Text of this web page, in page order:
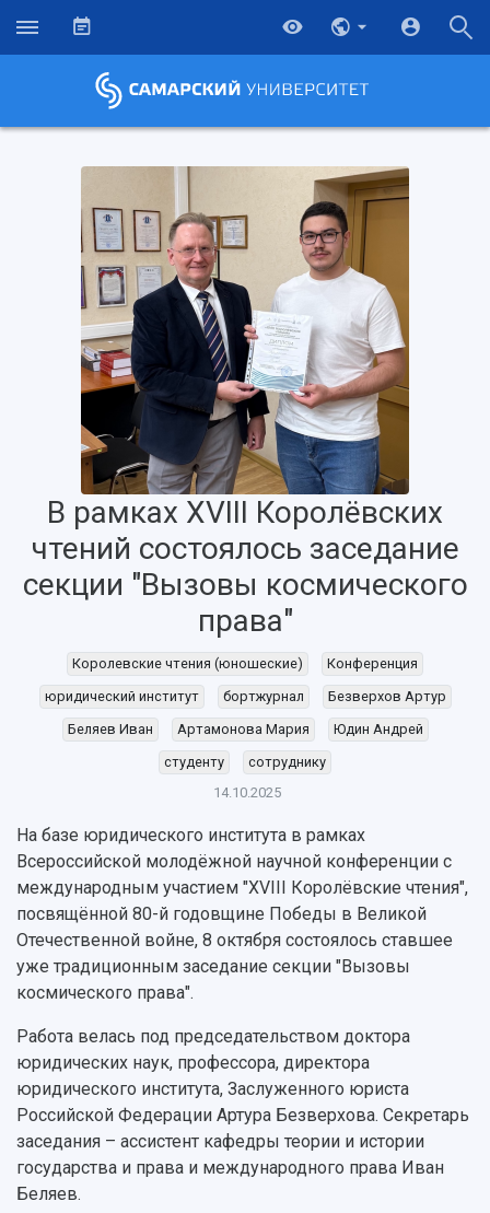
НАЗАД
Об университете
Ключевые факты
Руководство
Наблюдательный совет
Попечительский совет
Ученый совет
Ректорат
Кадровый резерв
Персоналии
Сотрудники и преподаватели
Заслуженные деятели
Структура университета
Институты и факультеты
Кафедры
Новости
Главные новости
События
СМИ об университете
Пресс-центр
Газета "Полет"
Газета "Самарский университет"
Мультимедиа
Подкасты
Просветительский проект "Одержимы
Образование
Почему я выбираю Самарский университет?
Бакалавриат и специалитет
Магистратура
Аспирантура
Формы обучения
Учебные планы
Дополнительное образование
Институты и факультеты
Профессорско-преподавательский состав
Расписание занятий
Стипендии
Тестирование иностранных граждан на
Научно-исследовательская деятельность
Основные научные направления
Научные школы и ведущие научные коллективы
Диссертационные советы
Подготовка научных кадров
Конкурс на замещение должностей научных
работников
Научно-технический совет
Научные проекты и темы
Аспирантура и докторантура
Справочные материалы
Научная инфраструктура
Научно-исследовательские подразделения
Структурная схема управления научно-
исследовательской деятельностью
Материальная база
В рамках XVIII Королёвских
чтений состоялось заседание
секции "Вызовы космического
права"
Королевские чтения (юношеские)
Конференция
юридический институт
бортжурнал
Безверхов Артур
Беляев Иван
Артамонова Мария
Юдин Андрей
студенту
сотруднику
14.10.2025
На базе юридического института в рамках
Всероссийской молодёжной научной конференции с
международным участием "XVIII Королёвские чтения",
посвящённой 80-й годовщине Победы в Великой
Отечественной войне, 8 октября состоялось ставшее
уже традиционным заседание секции "Вызовы
космического права".
Работа велась под председательством доктора
юридических наук, профессора, директора
юридического института, Заслуженного юриста
Российской Федерации Артура Безверхова. Секретарь
заседания – ассистент кафедры теории и истории
государства и права и международного права Иван
Беляев.